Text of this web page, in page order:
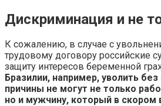
Дискриминация и не
К сожалению, в случае с
трудовому договору российские
защиту интересов беременной
Бразилии, например, уволить
причины не могут не только
но и мужчину, который в скором